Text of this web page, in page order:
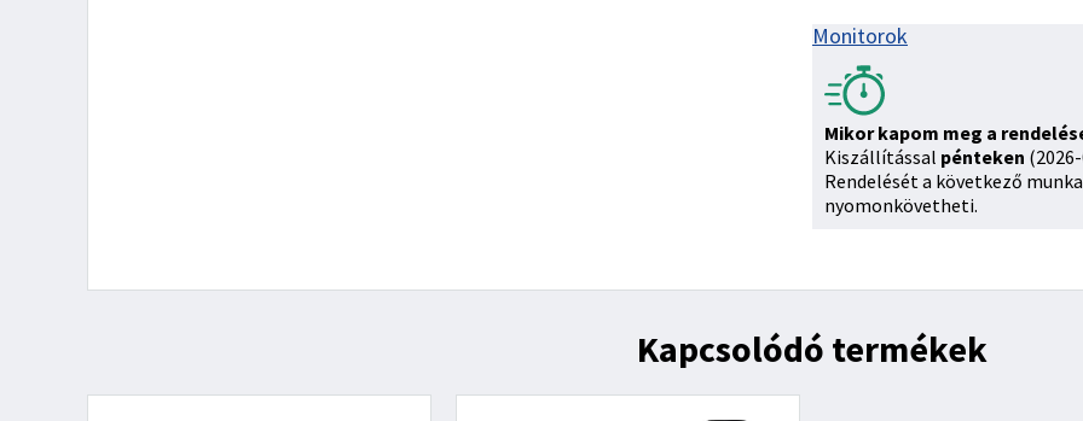
Monitorok
Mikor kapom meg a
Kiszállítással pénteken
Rendelését a következő
nyomonkövetheti.
Kapcsolódó termékek